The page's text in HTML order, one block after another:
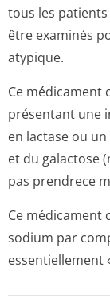
tous les
être examinés
atypique.
Ce médicament
présentant une
en lactase ou
et du galactose
pas prendrece
Ce médicament
sodium par
essentiellement